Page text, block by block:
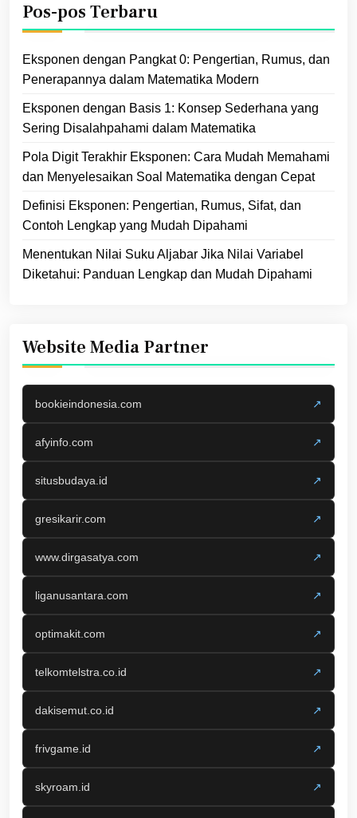
Pos-pos Terbaru
Eksponen dengan Pangkat 0: Pengertian, Rumus, dan
Penerapannya dalam Matematika Modern
Eksponen dengan Basis 1: Konsep Sederhana yang
Sering Disalahpahami dalam Matematika
Pola Digit Terakhir Eksponen: Cara Mudah Memahami
dan Menyelesaikan Soal Matematika dengan Cepat
Definisi Eksponen: Pengertian, Rumus, Sifat, dan
Contoh Lengkap yang Mudah Dipahami
Menentukan Nilai Suku Aljabar Jika Nilai Variabel
Diketahui: Panduan Lengkap dan Mudah Dipahami
Website Media Partner
bookieindonesia.com ↗
afyinfo.com ↗
situsbudaya.id ↗
gresikarir.com ↗
www.dirgasatya.com ↗
liganusantara.com ↗
optimakit.com ↗
telkomtelstra.co.id ↗
dakisemut.co.id ↗
frivgame.id ↗
skyroam.id ↗